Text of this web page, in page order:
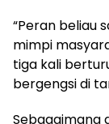
“Peran beliau
mimpi
tiga kali
bergengsi di
Sebagaimana